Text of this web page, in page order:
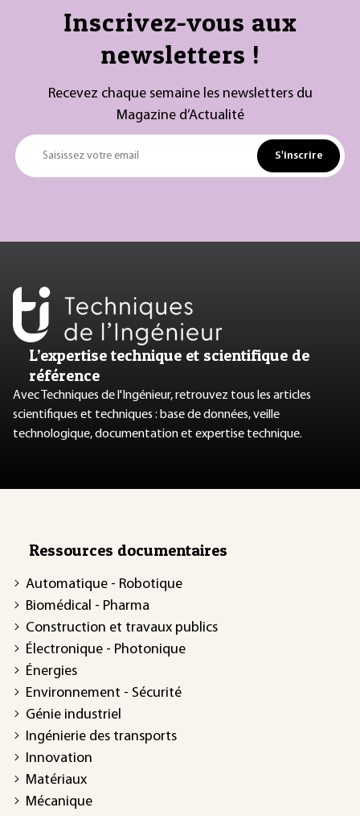
Inscrivez-vous aux
newsletters !
Recevez chaque semaine les newsletters du
Magazine d’Actualité
Saisissez votre email S'inscrire
L’expertise technique et scientifique de
référence
Avec Techniques de l'Ingénieur, retrouvez tous les articles
scientifiques et techniques : base de données, veille
technologique, documentation et expertise technique.
Ressources documentaires
Automatique - Robotique
Biomédical - Pharma
Construction et travaux publics
Électronique - Photonique
Énergies
Environnement - Sécurité
Génie industriel
Ingénierie des transports
Innovation
Matériaux
Mécanique